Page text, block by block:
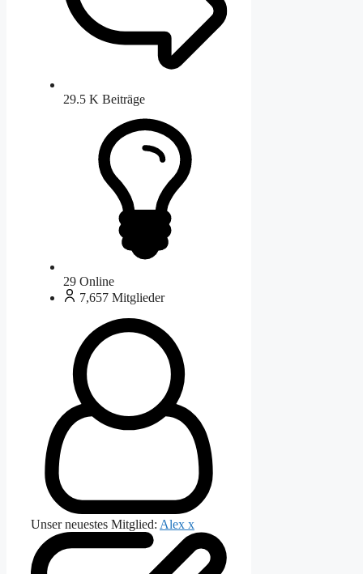
29.5 K Beiträge
29 Online
7,657 Mitglieder
Unser neuestes Mitglied: Alex x